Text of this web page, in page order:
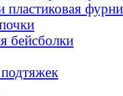
пластиковая
бейсболки